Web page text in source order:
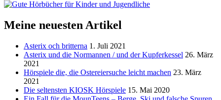
Meine neuesten Artikel
Asterix och britterna 1. Juli 2021
Asterix und die Normannen / und der Kupferkessel 26. März
2021
Hörspiele die, die Ostereiersuche leicht machen 23. März
2021
Die seltensten KIOSK Hörspiele 15. Mai 2020